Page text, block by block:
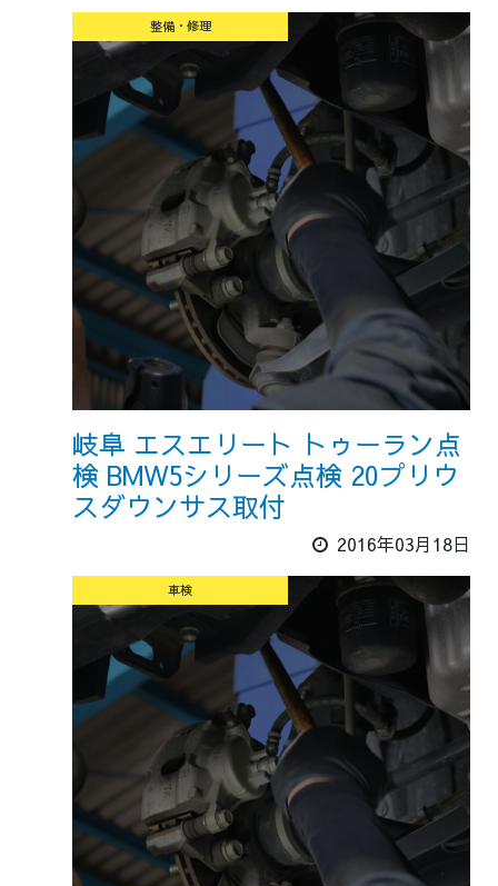
整備・修理
岐阜 エスエリート トゥーラン点
検 BMW5シリーズ点検 20プリウ
スダウンサス取付
2016年03月18日
車検